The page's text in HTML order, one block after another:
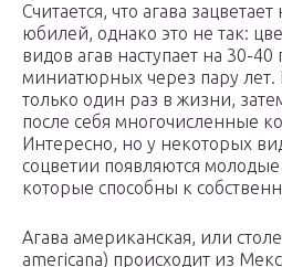
Считается, что агава
юбилей, однако это не так:
видов агав наступает на 30-40
миниатюрных через пару лет.
только один раз в жизни,
после себя многочисленные
Интересно, но у некоторых
соцветии появляются
которые способны к
Агава американская, или
americana) происходит из